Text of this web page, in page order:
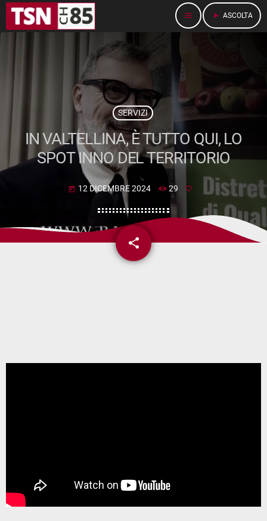
menu play_arrow ASCOLTA
SERVIZI
IN VALTELLINA, È TUTTO QUI, LO
SPOT INNO DEL TERRITORIO
today 12 DICEMBRE 2024 29
share
email